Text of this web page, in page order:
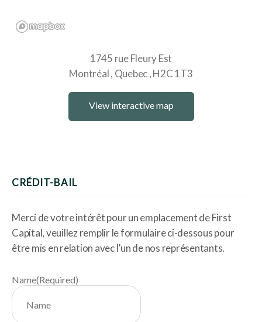
1745 rue Fleury Est
Montréal Quebec H2C 1T3
View interactive map
CRÉDIT-BAIL
Merci de votre intérêt pour un emplacement de First
Capital, veuillez remplir le formulaire ci-dessous pour
être mis en relation avec l’un de nos représentants.
Name(Required)